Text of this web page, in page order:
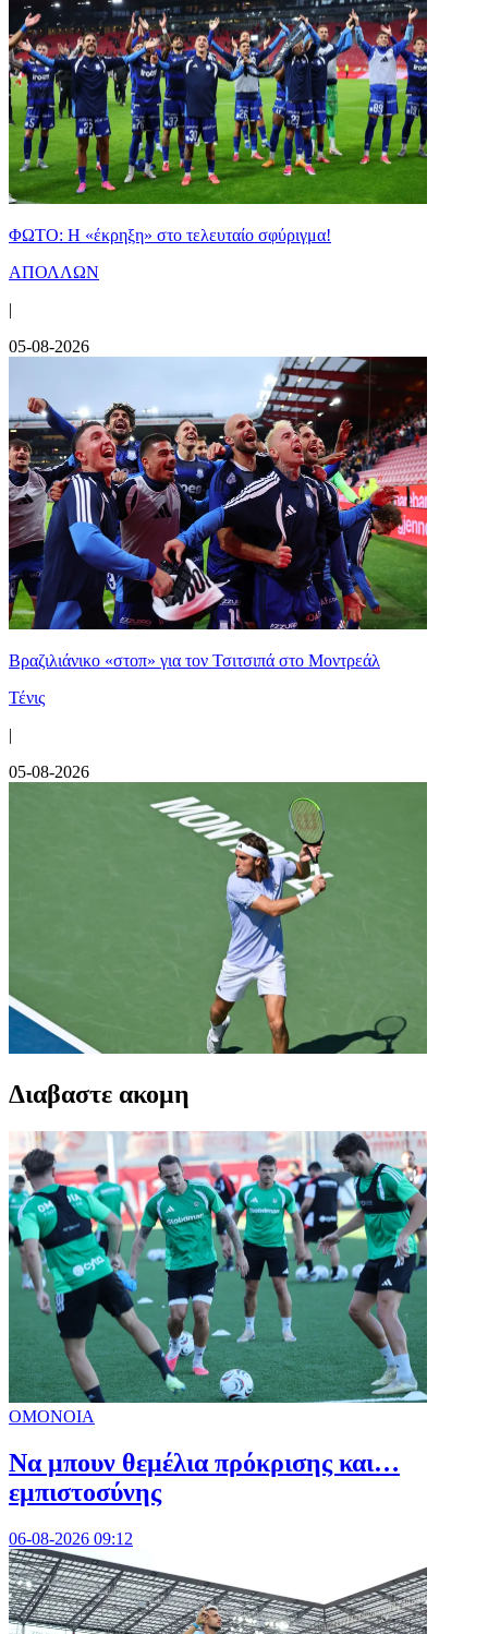
ΦΩΤΟ: Η «έκρηξη» στο τελευταίο σφύριγμα!
ΑΠΟΛΛΩΝ
|
05-08-2026
Βραζιλιάνικο «στοπ» για τον Τσιτσιπά στο Μοντρεάλ
Τένις
|
05-08-2026
Διαβαστε ακομη
ΟΜΟΝΟΙΑ
Να μπουν θεμέλια πρόκρισης και…
εμπιστοσύνης
06-08-2026 09:12